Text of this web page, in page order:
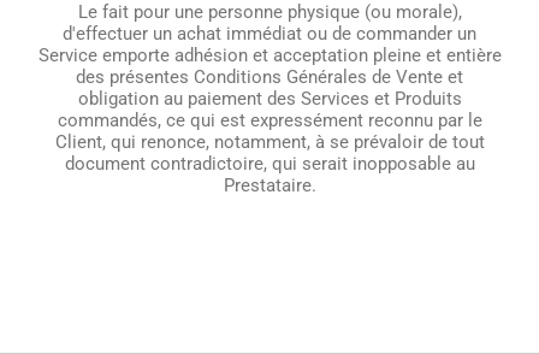
Le fait pour une personne physique (ou morale),
d'effectuer un achat immédiat ou de commander un
Service emporte adhésion et acceptation pleine et entière
des présentes Conditions Générales de Vente et
obligation au paiement des Services et Produits
commandés, ce qui est expressément reconnu par le
Client, qui renonce, notamment, à se prévaloir de tout
document contradictoire, qui serait inopposable au
Prestataire.